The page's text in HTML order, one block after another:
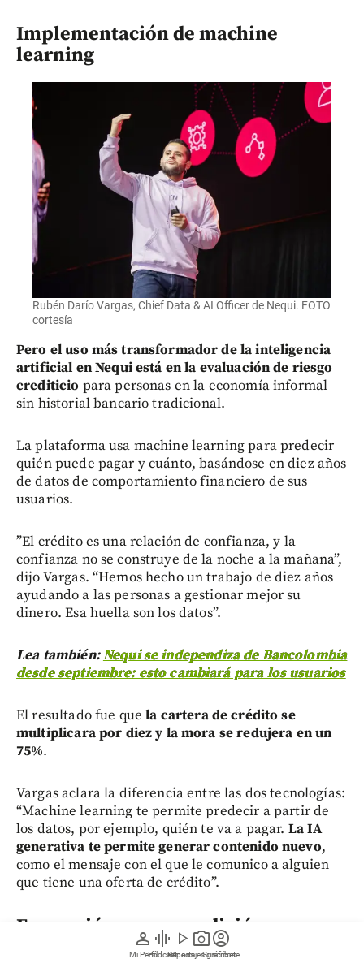
person
Mi Perfil
graphic_eq
Pódcast
play_arrow
Videos
photo_camera
Reportajes gráficos
account_circle
Suscríbete
Implementación de machine
learning
Rubén Darío Vargas, Chief Data & AI Officer de Nequi. FOTO
cortesía
Pero el uso más transformador de la inteligencia
artificial en Nequi está en la evaluación de riesgo
crediticio para personas en la economía informal
sin historial bancario tradicional.
La plataforma usa machine learning para predecir
quién puede pagar y cuánto, basándose en diez años
de datos de comportamiento financiero de sus
usuarios.
”El crédito es una relación de confianza, y la
confianza no se construye de la noche a la mañana”,
dijo Vargas. “Hemos hecho un trabajo de diez años
ayudando a las personas a gestionar mejor su
dinero. Esa huella son los datos”.
Lea también:Nequi se independiza de Bancolombia
desde septiembre: esto cambiará para los usuarios
El resultado fue quela cartera de crédito se
multiplicara por diez y la mora se redujera en un
75%.
Vargas aclara la diferencia entre las dos tecnologías:
“Machine learning te permite predecir a partir de
los datos, por ejemplo, quién te va a pagar. La IA
generativa te permite generar contenido nuevo,
como el mensaje con el que le comunico a alguien
que tiene una oferta de crédito”.
Formación como condición